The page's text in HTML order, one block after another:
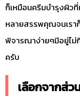
ก็เหมือนครีมบำรุงผิว
หลายสรรพคุณจนเรา
พิจารณาง่ายๆมีอยู่ไม่
ครับ
เลือกจากส่